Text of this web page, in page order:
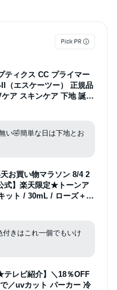
ティクス CC プライマー
（エスケーツー） 正規品
ア スキンケア 下地 誕生
誕生日 化粧下地 ベース
い🤣簡単な日は下地とお
お買い物マラソン 8/4 2
式】楽天限定★トーンア
ット / 30mL / ローズ＋ /
ント / ローズ＋ BIGサイ
きはこれ一個でもいけ
テレビ紹介】＼18％OFF
／uvカット パーカー 冷